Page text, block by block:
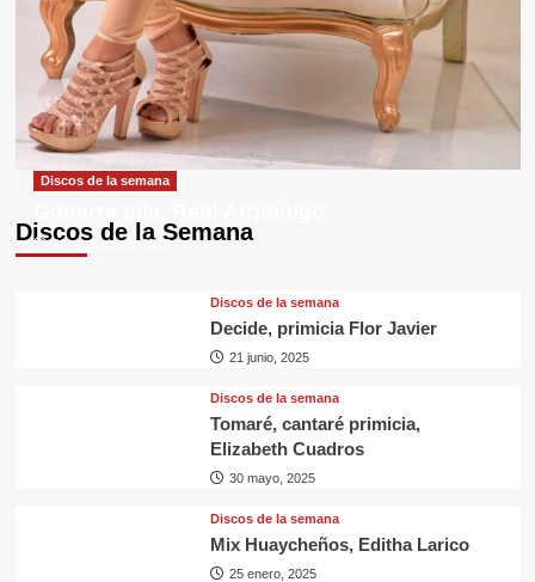
Discos de la Semana
Discos de la semana
29 septiembre, 2025
Discos de la semana
Decide, primicia Flor Javier
21 junio, 2025
Discos de la semana
Tomaré, cantaré primicia,
Elizabeth Cuadros
30 mayo, 2025
Discos de la semana
Mix Huaycheños, Editha Larico
25 enero, 2025